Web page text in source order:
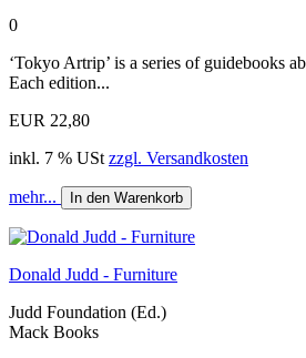
0
‘Tokyo Artrip’ is a series of guidebooks
Each edition...
EUR 22,80
inkl. 7 % USt zzgl. Versandkosten
mehr... In den Warenkorb
Donald Judd - Furniture
Judd Foundation (Ed.)
Mack Books